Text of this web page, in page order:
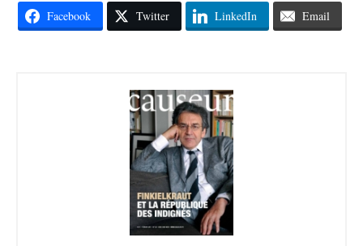
Facebook Twitter LinkedIn Email